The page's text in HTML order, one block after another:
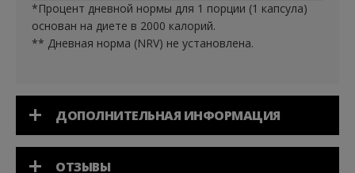
*Процент дневной нормы для 1 порции (1 капсула)
основан на диете в 2000 калорий.
** Дневная норма (NRV) не установлена.
ДОПОЛНИТЕЛЬНАЯ ИНФОРМАЦИЯ
ОТЗЫВЫ